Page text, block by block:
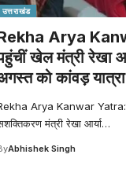
उत्तराखंड
Arya
खेल मंत्री रेखा
को कांवड़ यात्रा
Arya Kanwar
मंत्री रेखा आर्या…
Abhishek Singh